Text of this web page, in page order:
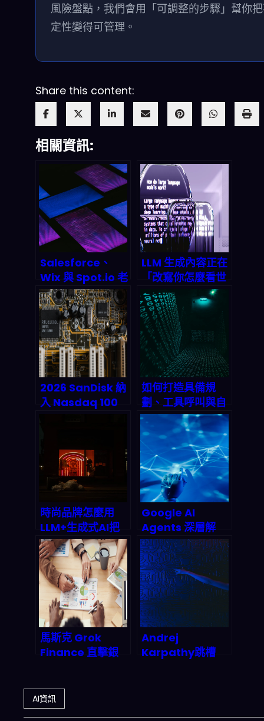
風險盤點，我們會用「可調整的步驟」幫你
定性變得可管理。
Share this content:
相關資訊:
Salesforce、
Wix 與 Spot.io 老
將新創 Tribal 崛
起：1000 萬鎂種
子輪如何引爆
2026 企業 AI 代理
市場？
LLM 生成內容正在
「改寫你怎麼看世
界」：偏見、假資
訊與資訊聚合變窄
的2026風險全解
析
2026 SanDisk 納
入 Nasdaq 100
供應鏈危機，分析
師喊破 2600 美元
的真實機會在哪？
如何打造具備規
劃、工具呼叫與自
我批判能力的進階
Agentic AI 系
統？2026 終極實
戰指南
時尚品牌怎麼用
LLM+生成式AI把
行銷流程「縮到上
線一半時間」？
2026 供應鏈與營
收的真實路線圖
Google AI
Agents 深層解
析：從搜尋框到萬
用助手的產業巨
變，2026年智能
代理市場誰能為
王？
馬斯克 Grok
Finance 直擊銀
習，如何在2027
年重塑金融風險模
Andrej
Karpathy跳槽
AI資訊